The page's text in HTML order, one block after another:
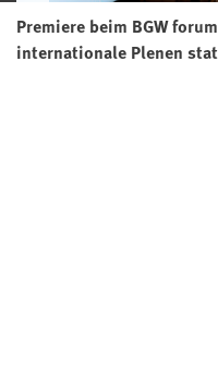
Premiere beim BGW
internationale Plenen